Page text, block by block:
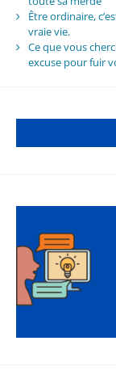
Être ordinaire,
vraie vie.
Ce que vous
excuse pour fuir